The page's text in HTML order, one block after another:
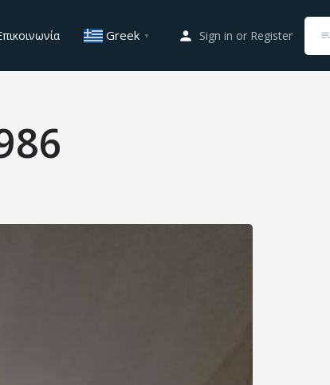
Greek ▼ Sign in or Register